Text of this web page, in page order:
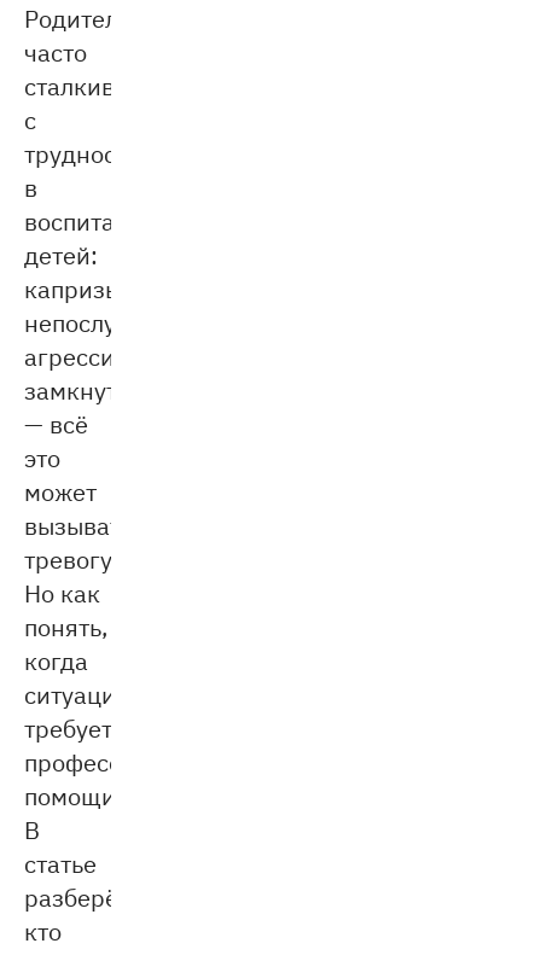
Родители
часто
сталкиваются
с
трудностями
в
воспитании
детей:
капризы,
непослушание,
агрессия,
замкнутость
— всё
это
может
вызывать
тревогу.
Но как
понять,
когда
ситуация
требует
профессиональной
помощи?
В
статье
разберём,
кто